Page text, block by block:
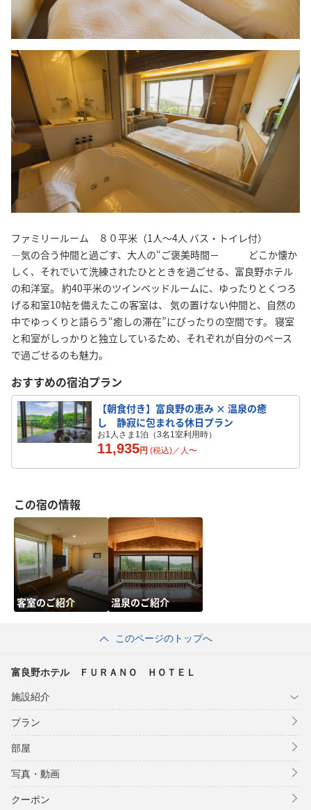
ファミリールーム ８０平米（1人〜4人 バス・トイレ付）
―気の合う仲間と過ごす、大人の“ご褒美時間－ どこか懐か
しく、それでいて洗練されたひとときを過ごせる、富良野ホテル
の和洋室。 約40平米のツインベッドルームに、ゆったりとくつろ
げる和室10帖を備えたこの客室は、 気の置けない仲間と、自然の
中でゆっくりと語らう“癒しの滞在”にぴったりの空間です。 寝室
と和室がしっかりと独立しているため、それぞれが自分のペース
で過ごせるのも魅力。
おすすめの宿泊プラン
【朝食付き】富良野の恵み × 温泉の癒
し 静寂に包まれる休日プラン
お1人さま1泊（3名1室利用時）
11,935円 (税込)／ 人〜
この宿の情報
客室のご紹介 温泉のご紹介
このページのトップへ
富良野ホテル ＦＵＲＡＮＯ ＨＯＴＥＬ
施設紹介
プラン
部屋
写真・動画
クーポン